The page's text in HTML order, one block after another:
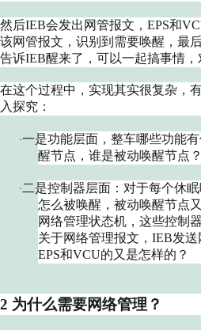
然后IEB会发出网管报文，EPS和
该网管报文，识别到需要唤醒，最
告诉IEB醒来了，可以一起搞事情，
在这个过程中，实现其实很复杂，
入探究：
·一是功能层面，整车哪些功能
醒节点，谁是被动唤醒节点？
·二是控制器层面：对于每个休
怎么被唤醒，被动唤醒节点
网络管理状态机，这些控制
关于网络管理报文，IEB发
EPS和VCU的又是怎样的？
2 为什么需要网络管理？